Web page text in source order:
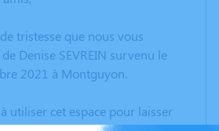
tristesse que nous vous
Denise SEVREIN survenu le
2021 à Montguyon.
utiliser cet espace pour laisser